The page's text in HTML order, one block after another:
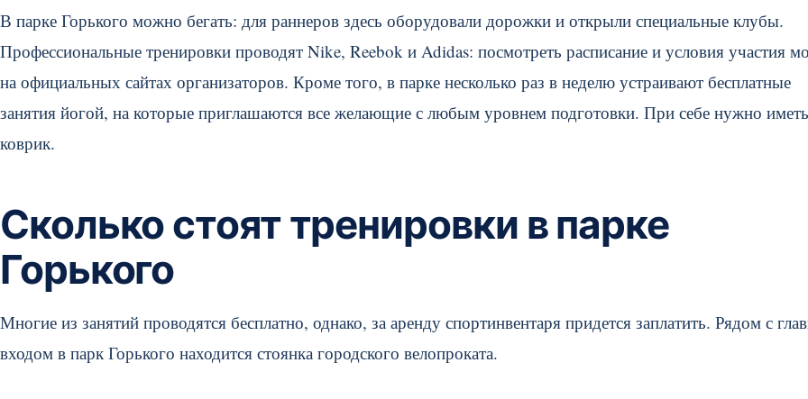
В парке Горького можно бегать: для раннеров здесь оборудовали дорожки и открыли специальные клубы.
Профессиональные тренировки проводят Nike, Reebok и Adidas: посмотреть расписание и условия участия
на официальных сайтах организаторов. Кроме того, в парке несколько раз в неделю устраивают бесплатные
занятия йогой, на которые приглашаются все желающие с любым уровнем подготовки. При себе нужно иметь
коврик.
Сколько стоят тренировки в парке
Горького
Многие из занятий проводятся бесплатно, однако, за аренду спортинвентаря придется заплатить. Рядом с
входом в парк Горького находится стоянка городского велопроката.